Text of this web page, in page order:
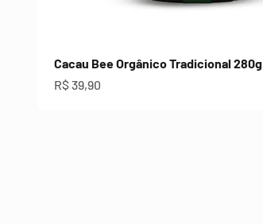
Cacau Bee Orgânico Tradicional 280g
Preço promocional
R$ 39,90